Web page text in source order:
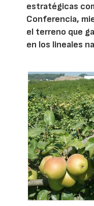
estratégicas
Conferencia,
el terreno que
en los lineales